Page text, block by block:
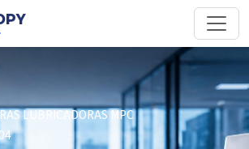
LUBRICADORAS MPC